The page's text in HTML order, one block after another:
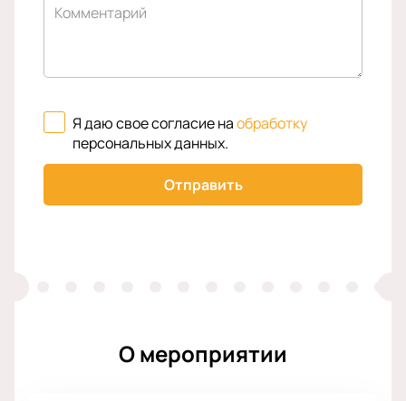
Комментарий
Я даю свое согласие наобработку
персональных данных.
Отправить
О мероприятии